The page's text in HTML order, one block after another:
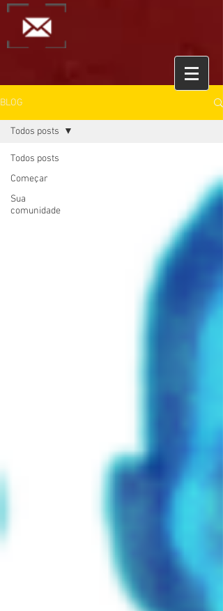
BLOG
Todos posts
Começar
Sua
comunidade
Todos posts